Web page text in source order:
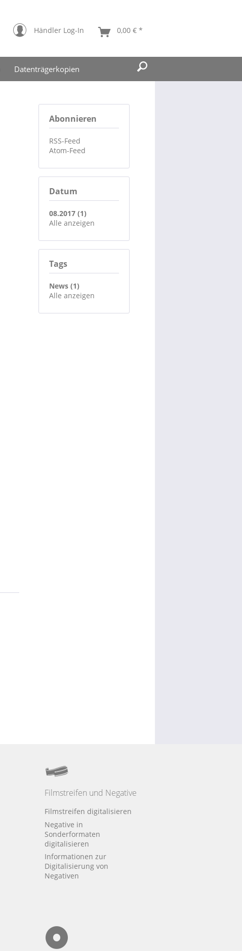
Händler Log-In 0,00 € *
Datenträgerkopien
Abonnieren
RSS-Feed
Atom-Feed
Datum
08.2017 (1)
Alle anzeigen
Tags
News (1)
Alle anzeigen
Filmstreifen und Negative
Filmstreifen digitalisieren
Negative in
Sonderformaten
digitalisieren
Informationen zur
Digitalisierung von
Negativen